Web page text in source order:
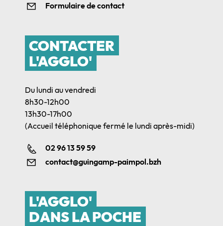
Formulaire de contact
CONTACTER
L'AGGLO'
Du lundi au vendredi
8h30-12h00
13h30-17h00
(Accueil téléphonique fermé le lundi après-midi)
02 96 13 59 59
contact@guingamp-paimpol.bzh
L'AGGLO'
DANS LA POCHE